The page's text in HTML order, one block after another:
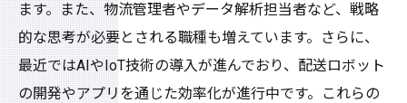
ます。また、物流管理者やデータ解析担当者など、戦略
的な思考が必要とされる職種も増えています。さらに、
最近ではAIやIoT技術の導入が進んでおり、配送ロボット
の開発やアプリを通じた効率化が進行中です。これらの